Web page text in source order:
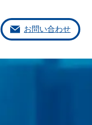
お問い合わせ